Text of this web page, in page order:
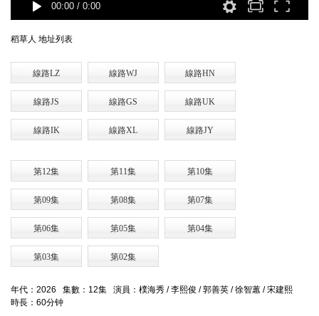
00:00 / 0:00
稻草人 地址列表
線路LZ 線路WJ 線路HN
線路JS 線路GS 線路UK
線路IK 線路XL 線路JY
第12集 第11集 第10集
第09集 第08集 第07集
第06集 第05集 第04集
第03集 第02集
年代：2026 集數：12集 演員：樸海秀 / 李熙俊 / 郭善英 / 徐智蕙 / 宋建熙
時長：60分钟